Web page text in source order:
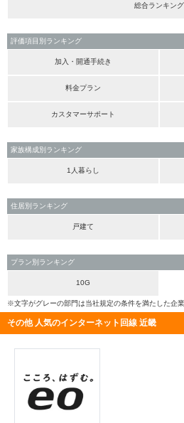
総合ランキング
評価項目別ランキング
加入・開通手続き
料金プラン
カスタマーサポート
家族構成別ランキング
1人暮らし
住居別ランキング
戸建て
プラン別ランキング
10G
※文字がグレーの部門は当社規定の条件を満たした企
その他 人気のインターネット回線 近畿